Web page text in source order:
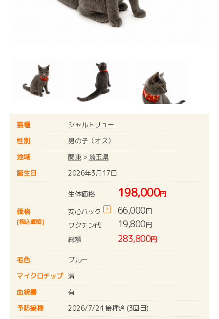
猫種
シャルトリュー
性別
男の子（オス）
地域
関東> 埼玉県
誕生日
2026年3月17日
価格
[税込価格]
生体価格 198,000円
安心パック
? 66,000円
ワクチン代
19,800円
総額
283,800円
毛色
ブルー
マイクロチップ 済
血統書
有
予防接種
2026/7/24 接種済 (3回目)